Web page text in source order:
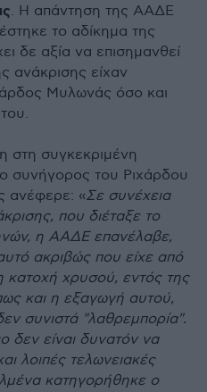
. Η απάντηση της ΑΑΔΕ
το αδίκημα της
δε αξία να επισημανθεί
ανάκρισης είχαν
Μυλωνάς όσο και
στη συγκεκριμένη
συνήγορος του Ριχάρδου
ανέφερε: «Σε συνέχεια
που διέταξε το
η ΑΑΔΕ επανέλαβε,
ακριβώς που είχε από
κατοχή χρυσού, εντός της
και η εξαγωγή αυτού,
συνιστά "λαθρεμπορία".
δεν είναι δυνατόν να
λοιπές τελωνειακές
κατηγορήθηκε ο